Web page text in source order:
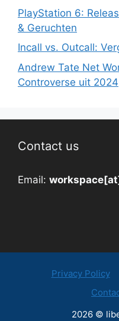
PlayStation 6:
& Geruchten
Incall vs. Outcall:
Andrew Tate Net
Controverse uit 2024
Contact us
Email:
Privacy Policy
2026 ©